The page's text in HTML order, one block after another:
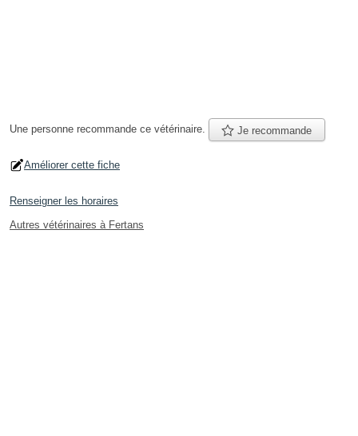
Une personne recommande ce vétérinaire. Je recommande
Améliorer cette fiche
Renseigner les horaires
Autres vétérinaires à Fertans